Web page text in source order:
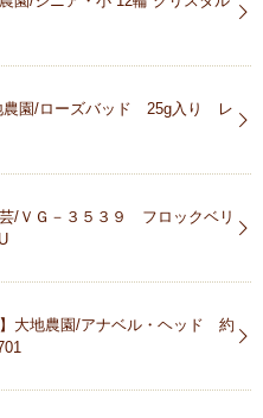
農園/ローズバッド 25g入り レ
/ＶＧ－３５３９ フロックベリ
大地農園/アナベル・ヘッド 約